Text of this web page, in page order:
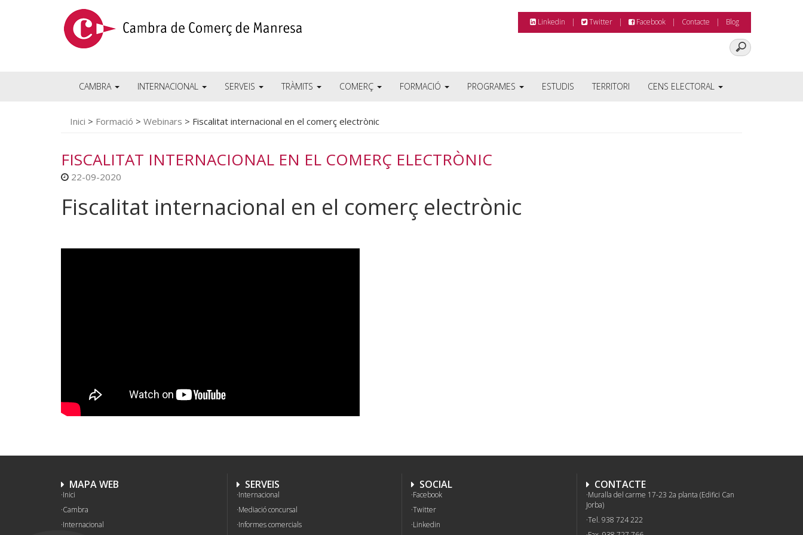
Linkedin Twitter Facebook Contacte Blog
CAMBRA INTERNACIONAL SERVEIS TRÀMITS COMERÇ FORMACIÓ PROGRAMES ESTUDIS TERRITORI CENS ELECTORAL
Inici > Formació > Webinars > Fiscalitat internacional en el comerç electrònic
FISCALITAT INTERNACIONAL EN EL COMERÇ ELECTRÒNIC
22-09-2020
Fiscalitat internacional en el comerç electrònic
MAPA WEB
Inici
Cambra
Internacional
SERVEIS
Internacional
Mediació concursal
Informes comercials
SOCIAL
Facebook
Twitter
Linkedin
CONTACTE
Muralla del carme 17-23 2a planta (Edifici Can
Jorba)
Tel. 938 724 222